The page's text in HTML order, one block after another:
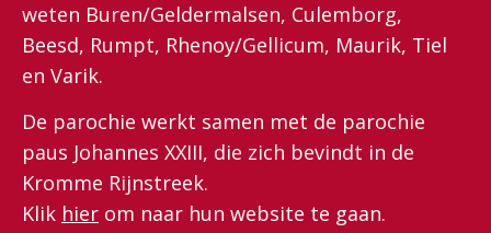
weten Buren/Geldermalsen, Culemborg,
Beesd, Rumpt, Rhenoy/Gellicum, Maurik, Tiel
en Varik.
De parochie werkt samen met de parochie
paus Johannes XXIII, die zich bevindt in de
Kromme Rijnstreek.
Klik hier om naar hun website te gaan.